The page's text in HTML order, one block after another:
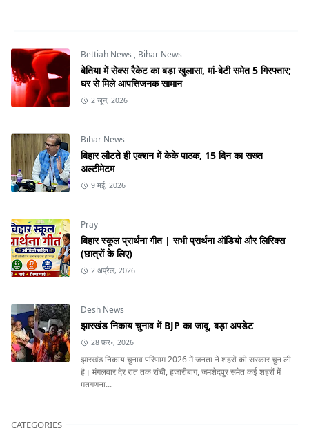
Bettiah News , Bihar News
बेतिया में सेक्स रैकेट का बड़ा खुलासा, मां-बेटी समेत 5 गिरफ्तार;
घर से मिले आपत्तिजनक सामान
2 जून, 2026
Bihar News
बिहार लौटते ही एक्शन में केके पाठक, 15 दिन का सख्त
अल्टीमेटम
9 मई, 2026
Pray
बिहार स्कूल प्रार्थना गीत | सभी प्रार्थना ऑडियो और लिरिक्स
(छात्रों के लिए)
2 अप्रैल, 2026
Desh News
झारखंड निकाय चुनाव में BJP का जादू, बड़ा अपडेट
28 फ़र॰, 2026
झारखंड निकाय चुनाव परिणाम 2026 में जनता ने शहरों की सरकार चुन ली
है। मंगलवार देर रात तक रांची, हजारीबाग, जमशेदपुर समेत कई शहरों में
मतगणना...
CATEGORIES